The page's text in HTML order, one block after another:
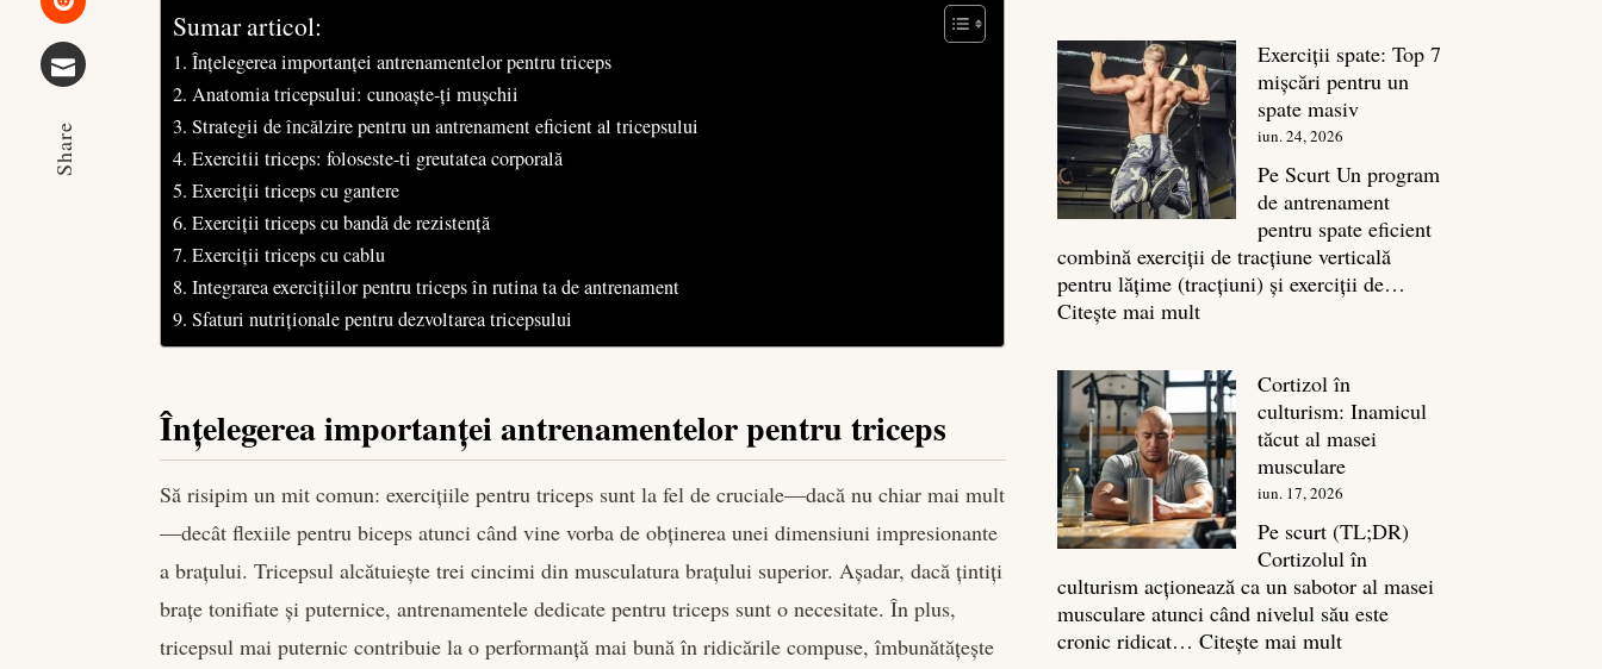
Stumbleupon
Share
Sumar articol:
Înțelegerea importanței antrenamentelor pentru triceps
Anatomia tricepsului: cunoaște-ți mușchii
Strategii de încălzire pentru un antrenament eficient al tricepsului
Exercitii triceps: foloseste-ti greutatea corporală
Exerciții triceps cu gantere
Exerciții triceps cu bandă de rezistență
Exerciții triceps cu cablu
Integrarea exercițiilor pentru triceps în rutina ta de antrenament
Sfaturi nutriționale pentru dezvoltarea tricepsului
Înțelegerea importanței antrenamentelor pentru triceps
Să risipim un mit comun: exercițiile pentru triceps sunt la fel de cruciale—dacă nu chiar mai mult
—decât flexiile pentru biceps atunci când vine vorba de obținerea unei dimensiuni impresionante
a brațului. Tricepsul alcătuiește trei cincimi din musculatura brațului superior. Așadar, dacă țintiți
brațe tonifiate și puternice, antrenamentele dedicate pentru triceps sunt o necesitate. În plus,
tricepsul mai puternic contribuie la o performanță mai bună în ridicările compuse, îmbunătățește
ce
sa
masa
Exerciții spate: Top 7
mișcări pentru un
spate masiv
iun. 24, 2026
Pe Scurt Un program
de antrenament
pentru spate eficient
combină exerciții de tracțiune verticală
pentru lățime (tracțiuni) și exerciții de…
Citește mai mult:
spate:
Top
7
mișcări
pentru
un
spate
masiv
Cortizol în
culturism: Inamicul
tăcut al masei
musculare
iun. 17, 2026
Pe scurt (TL;DR)
Cortizolul în
culturism acționează ca un sabotor al masei
musculare atunci când nivelul său este
cronic ridicat…Citește mai mult: